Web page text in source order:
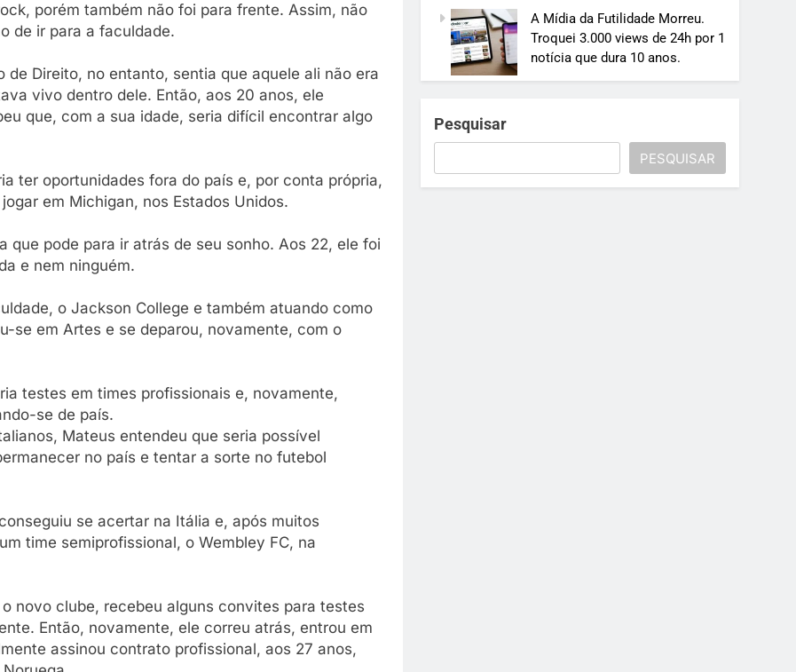
porém também não foi para frente. Assim, não
de ir para a faculdade.
Direito, no entanto, sentia que aquele ali não era
vivo dentro dele. Então, aos 20 anos, ele
que, com a sua idade, seria difícil encontrar algo
ter oportunidades fora do país e, por conta própria,
em Michigan, nos Estados Unidos.
que pode para ir atrás de seu sonho. Aos 22, ele foi
e nem ninguém.
o Jackson College e também atuando como
se em Artes e se deparou, novamente, com o
testes em times profissionais e, novamente,
se de país.
Mateus entendeu que seria possível
no país e tentar a sorte no futebol
se acertar na Itália e, após muitos
time semiprofissional, o Wembley FC, na
novo clube, recebeu alguns convites para testes
Então, novamente, ele correu atrás, entrou em
assinou contrato profissional, aos 27 anos,
A Mídia da Futilidade Morreu.
Troquei 3.000 views de 24h por 1
notícia que dura 10 anos.
Pesquisar
PESQUISAR